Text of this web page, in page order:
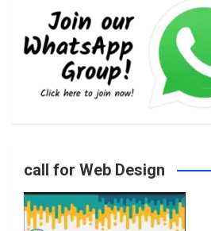
e
b
o r
call for Web Design